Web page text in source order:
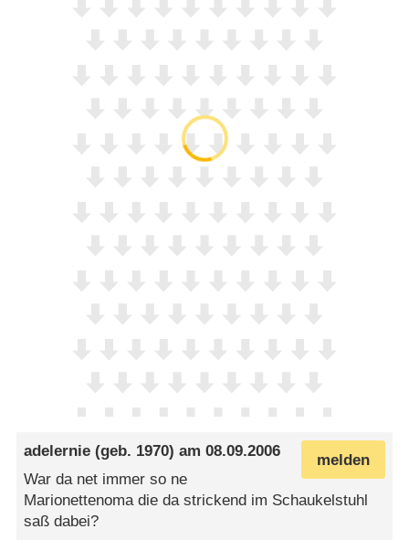
melden
adelernie (geb. 1970) am08.09.2006
War da net immer so ne
Marionettenoma die da strickend im Schaukelstuhl
saß dabei?